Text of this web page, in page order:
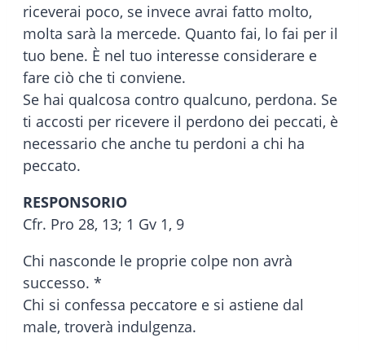
riceverai poco, se invece avrai fatto molto,
molta sarà la mercede. Quanto fai, lo fai per il
tuo bene. È nel tuo interesse considerare e
fare ciò che ti conviene.
Se hai qualcosa contro qualcuno, perdona. Se
ti accosti per ricevere il perdono dei peccati, è
necessario che anche tu perdoni a chi ha
peccato.
RESPONSORIO
Cfr. Pro 28, 13; 1 Gv 1, 9
Chi nasconde le proprie colpe non avrà
successo. *
Chi si confessa peccatore e si astiene dal
male, troverà indulgenza.